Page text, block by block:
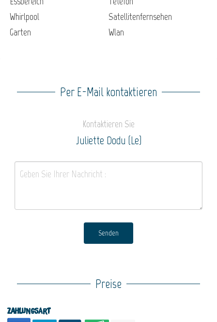
Whirlpool
Garten
Satellitenfernsehen
Wlan
Per E-Mail kontaktieren
Kontaktieren Sie
Juliette Dodu (Le)
Senden
Preise
Zahlungsart